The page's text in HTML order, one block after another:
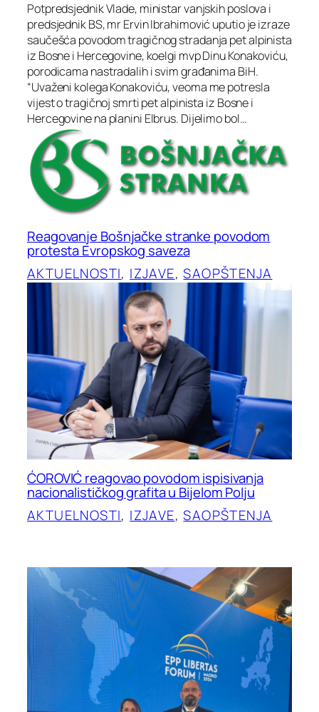
Potpredsjednik Vlade, ministar vanjskih poslova i
predsjednik BS, mr Ervin Ibrahimović uputio je izraze
saučešća povodom tragičnog stradanja pet alpinista
iz Bosne i Hercegovine, koelgi mvp Dinu Konakoviću,
porodicama nastradalih i svim građanima BiH.
“Uvaženi kolega Konakoviću, veoma me potresla
vijest o tragičnoj smrti pet alpinista iz Bosne i
Hercegovine na planini Elbrus. Dijelimo bol…
Reagovanje Bošnjačke stranke povodom
protesta Evropskog saveza
AKTUELNOSTI, IZJAVE, SAOPŠTENJA
ĆOROVIĆ reagovao povodom ispisivanja
nacionalističkog grafita u Bijelom Polju
AKTUELNOSTI, IZJAVE, SAOPŠTENJA